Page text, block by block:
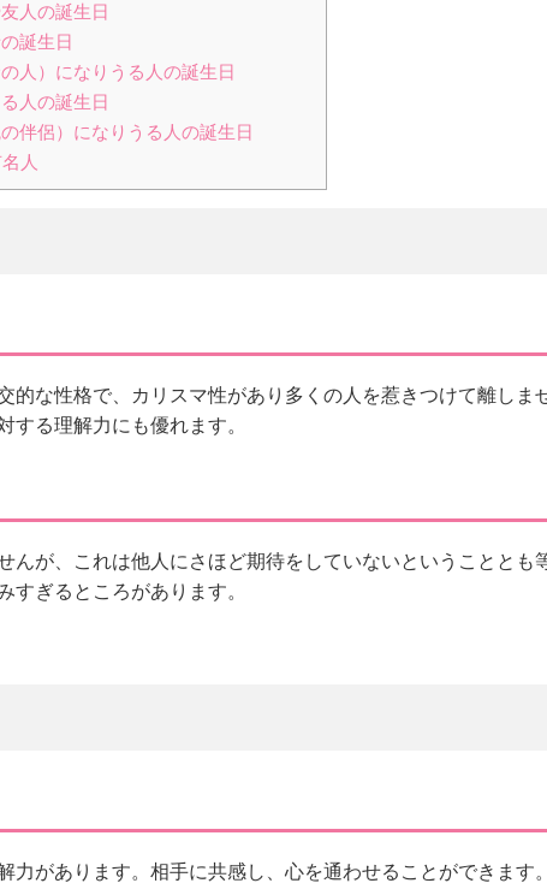
人の誕生日
誕生日
人）になりうる人の誕生日
人の誕生日
伴侶）になりうる人の誕生日
人
的な性格で、カリスマ性があり多くの人を惹きつけて離しま
する理解力にも優れます。
んが、これは他人にさほど期待をしていないということとも
すぎるところがあります。
力があります。相手に共感し、心を通わせることができます